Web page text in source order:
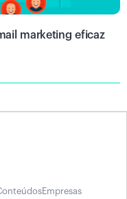
marketing eficaz
Empresas